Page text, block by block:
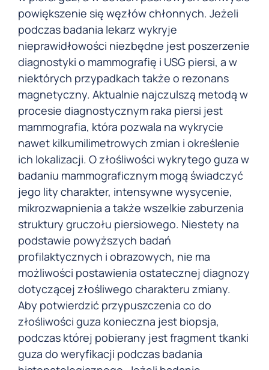
powiększenie się węzłów chłonnych. Jeżeli
podczas badania lekarz wykryje
nieprawidłowości niezbędne jest poszerzenie
diagnostyki o mammografię i USG piersi, a w
niektórych przypadkach także o rezonans
magnetyczny. Aktualnie najczulszą metodą w
procesie diagnostycznym raka piersi jest
mammografia, która pozwala na wykrycie
nawet kilkumilimetrowych zmian i określenie
ich lokalizacji. O złośliwości wykrytego guza w
badaniu mammograficznym mogą świadczyć
jego lity charakter, intensywne wysycenie,
mikrozwapnienia a także wszelkie zaburzenia
struktury gruczołu piersiowego. Niestety na
podstawie powyższych badań
profilaktycznych i obrazowych, nie ma
możliwości postawienia ostatecznej diagnozy
dotyczącej złośliwego charakteru zmiany.
Aby potwierdzić przypuszczenia co do
złośliwości guza konieczna jest biopsja,
podczas której pobierany jest fragment tkanki
guza do weryfikacji podczas badania